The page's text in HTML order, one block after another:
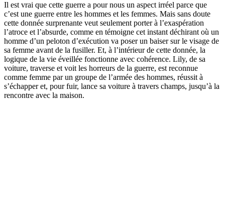
Il est vrai que cette guerre a pour nous un aspect irréel parce que
c’est une guerre entre les hommes et les femmes. Mais sans doute
cette donnée surprenante veut seulement porter à l’exaspération
l’atroce et l’absurde, comme en témoigne cet instant déchirant où un
homme d’un peloton d’exécution va poser un baiser sur le visage de
sa femme avant de la fusiller. Et, à l’intérieur de cette donnée, la
logique de la vie éveillée fonctionne avec cohérence. Lily, de sa
voiture, traverse et voit les horreurs de la guerre, est reconnue
comme femme par un groupe de l’armée des hommes, réussit à
s’échapper et, pour fuir, lance sa voiture à travers champs, jusqu’à la
rencontre avec la maison.